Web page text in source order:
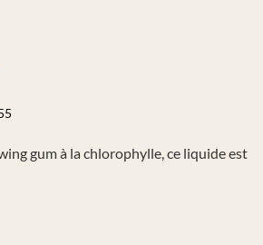
gum à la chlorophylle, ce liquide est